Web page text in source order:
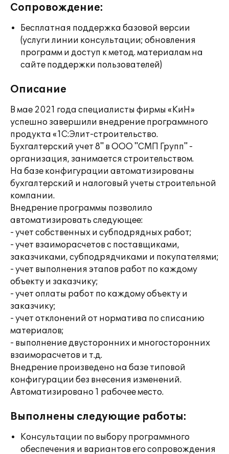
Сопровождение:
Бесплатная поддержка базовой версии
(услуги линии консультации; обновления
программ и доступ к метод. материалам на
сайте поддержки пользователей)
Описание
В мае 2021 года специалисты фирмы «КиН»
успешно завершили внедрение программного
продукта «1С:Элит-строительство.
Бухгалтерский учет 8" в ООО "СМП Групп" -
организация, занимается строительством.
На базе конфигурации автоматизированы
бухгалтерский и налоговый учеты строительной
компании.
Внедрение программы позволило
автоматизировать следующее:
- учет собственных и субподрядных работ;
- учет взаиморасчетов с поставщиками,
заказчиками, субподрядчиками и покупателями;
- учет выполнения этапов работ по каждому
объекту и заказчику;
- учет оплаты работ по каждому объекту и
заказчику;
- учет отклонений от норматива по списанию
материалов;
- выполнение двусторонних и многосторонних
взаиморасчетов и т.д.
Внедрение произведено на базе типовой
конфигурации без внесения изменений.
Автоматизировано 1 рабочее место.
Выполнены следующие работы:
Консультации по выбору программного
обеспечения и вариантов его сопровождения